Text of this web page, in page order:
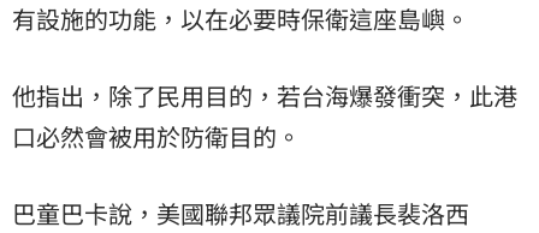
有設施的功能，以在必要時保衛這座島嶼。
他指出，除了民用目的，若台海爆發衝突，此港
口必然會被用於防衛目的。
巴童巴卡說，美國聯邦眾議院前議長裴洛西